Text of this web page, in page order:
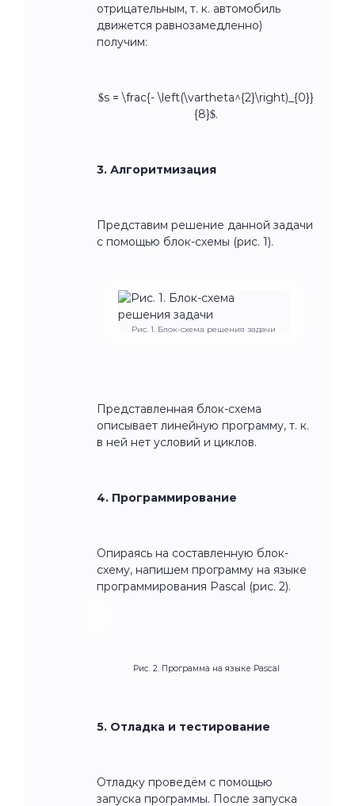
отрицательным, т. к. автомобиль
движется равнозамедленно)
получим:
$s = \frac{- \left(\vartheta^{2}\right)_{0}}
{8}$.
3. Алгоритмизация
Представим решение данной задачи
с помощью блок-схемы (рис. 1).
Рис. 1. Блок-схема решения задачи
Представленная блок-схема
описывает линейную программу, т. к.
в ней нет условий и циклов.
4. Программирование
Опираясь на составленную блок-
схему, напишем программу на языке
программирования Pascal (рис. 2).
Рис. 2. Программа на языке Pascal
5. Отладка и тестирование
Отладку проведём с помощью
запуска программы. После запуска